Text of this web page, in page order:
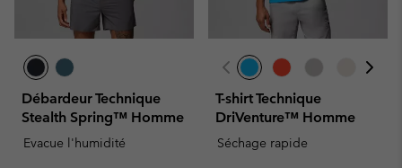
Débardeur Technique
Stealth Spring™ Homme
Evacue l'humidité
T-shirt Technique
DriVenture™ Homme
Séchage rapide